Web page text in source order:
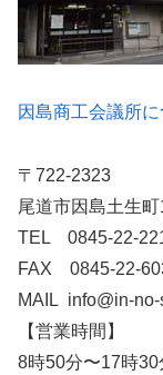
因島商工会議所に
〒722-2323
尾道市因島土生
TEL 0845-22-
FAX 0845-22-
MAIL info@in-
【営業時間】
8時50分〜17時30